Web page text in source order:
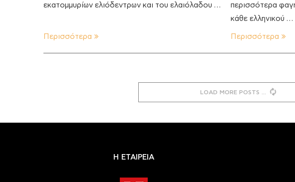
εκατομμυρίων ελιόδεντρων και του ελαιόλαδου …
Περισσότερα
περισσότερα
κάθε ελληνικού …
Περισσότερα
LOAD MORE POSTS
Η ΕΤΑΙΡΕΙΑ